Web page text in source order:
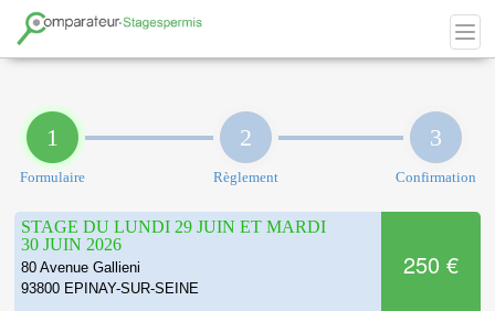
1
Formulaire
2
Règlement
3
Confirmation
STAGE DU LUNDI 29 JUIN ET MARDI
30 JUIN 2026
80 Avenue Gallieni
93800 EPINAY-SUR-SEINE
250 €